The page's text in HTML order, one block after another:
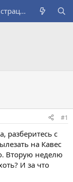
Регистрация
#1
разберитесь с
на Кавес
Вторую неделю
И за что